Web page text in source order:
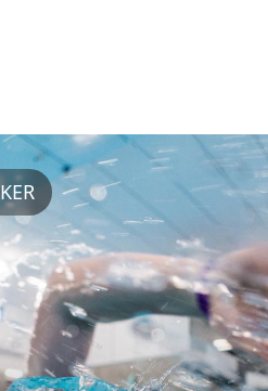
svømme, men har lyst til å
crawl? Eller forbedre
med et
kurs?